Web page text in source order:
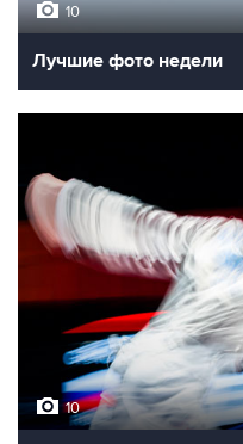
10
Лучшие фото недели
10